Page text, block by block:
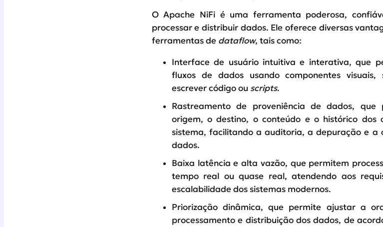
O Apache NiFi é uma ferramenta poderosa,
processar e distribuir dados. Ele oferece diversas
ferramentas de dataflow, tais como:
Interface de usuário intuitiva e interativa, que
fluxos de dados usando componentes
escrever código ou scripts.
Rastreamento de proveniência de dados, que
origem, o destino, o conteúdo e o histórico dos
sistema, facilitando a auditoria, a depuração e a
dados.
Baixa latência e alta vazão, que permitem
tempo real ou quase real, atendendo aos
escalabilidade dos sistemas modernos.
Priorização dinâmica, que permite ajustar a
processamento e distribuição dos dados, de